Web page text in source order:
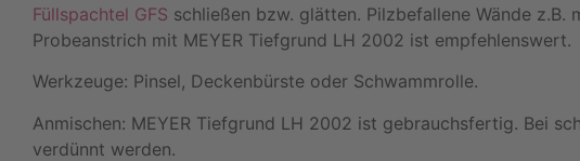
Füllspachtel GFS schließen bzw. glätten. Pilzbefallene Wände z.B.
Probeanstrich mit MEYER Tiefgrund LH 2002 ist empfehlenswert.
Werkzeuge: Pinsel, Deckenbürste oder Schwammrolle.
Anmischen: MEYER Tiefgrund LH 2002 ist gebrauchsfertig. Bei
verdünnt werden.